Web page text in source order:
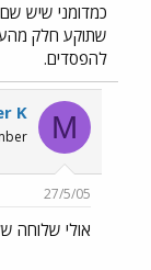
כמדומני שיש שם
שתוקע חלק
להפסדים.
M
K
27/5/05
אולי שלוחה